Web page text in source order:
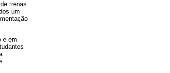
trenas
um
e em